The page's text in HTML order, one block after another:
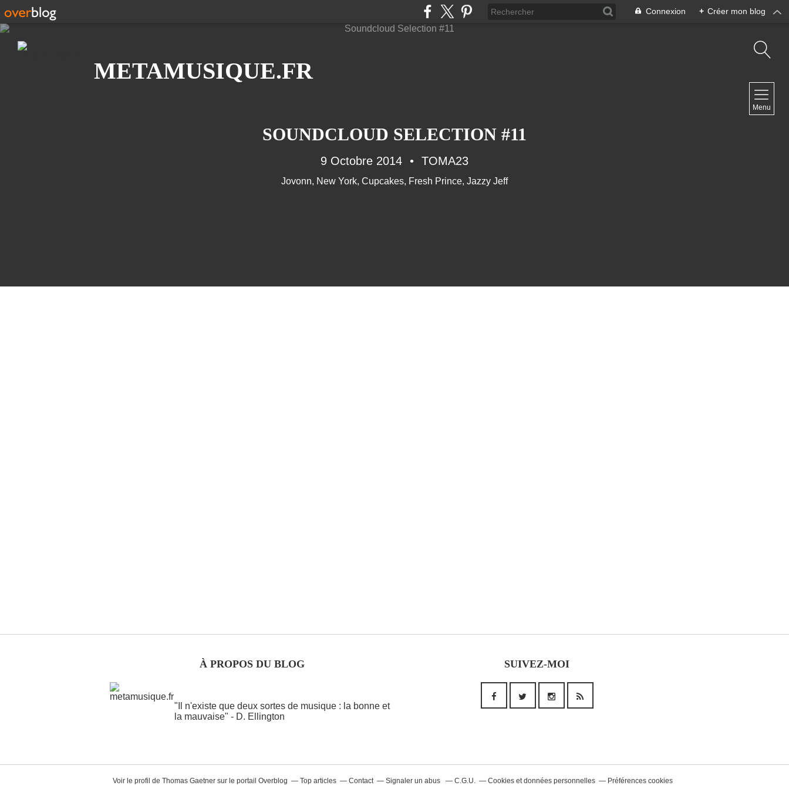
Connexion + Créer mon blog
METAMUSIQUE.FR
Menu
SOUNDCLOUD SELECTION #11
9 Octobre 2014 TOMA23
Jovonn, New York, Cupcakes, Fresh Prince, Jazzy Jeff
À PROPOS DU BLOG
"Il n'existe que deux sortes de musique : la bonne et
la mauvaise" - D. Ellington
SUIVEZ-MOI
Voir le profil de Thomas Gaetner sur le portail Overblog Top articles Contact Signaler un abus C.G.U. Cookies et données personnelles Préférences cookies